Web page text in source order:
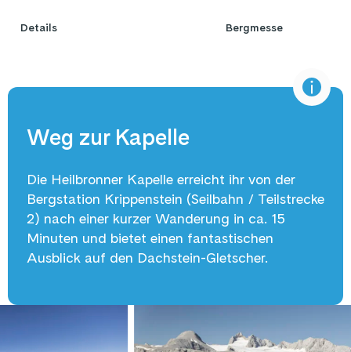
Details Bergmesse
Weg zur Kapelle
Die Heilbronner Kapelle erreicht ihr von der
Bergstation Krippenstein (Seilbahn / Teilstrecke
2) nach einer kurzer Wanderung in ca. 15
Minuten und bietet einen fantastischen
Ausblick auf den Dachstein-Gletscher.